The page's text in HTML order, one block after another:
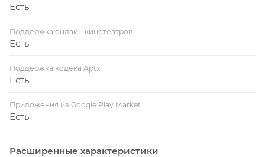
Есть
Поддержка онлайн кинотеатров
Есть
Поддержка кодека Aptx
Есть
Приложения из Google Play Market
Есть
Расширенные характеристики